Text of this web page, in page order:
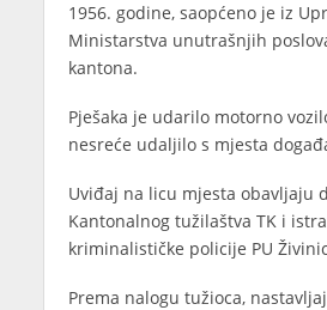
1956. godine, saopćeno je iz
Ministarstva unutrašnjih
kantona.
Pješaka je udarilo motorno
nesreće udaljilo s mjesta
Uviđaj na licu mjesta obavljaju
Kantonalnog tužilaštva TK i
kriminalističke policije PU
Prema nalogu tužioca,